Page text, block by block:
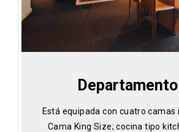
Está equipada con cuatro camas
Cama King Size; cocina tipo